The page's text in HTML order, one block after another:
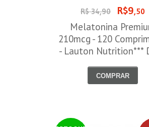
R$ 34,90 R$9,50
Melatonina
210mcg - 120
- Lauton Nutrition***
COMPRAR